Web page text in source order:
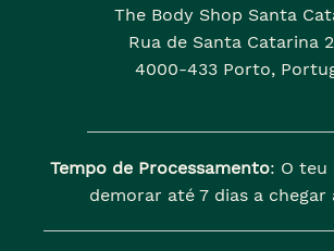
The Body Shop Santa
Rua de Santa Catarina
4000-433 Porto,
Tempo de Processamento: O teu
demorar até 7 dias a chegar